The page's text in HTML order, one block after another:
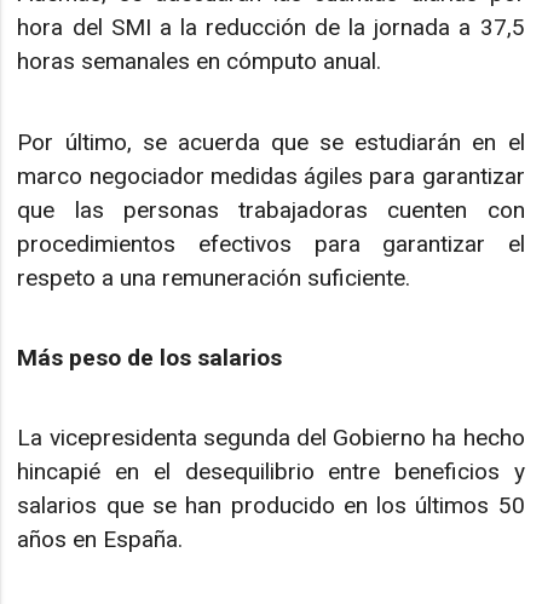
hora del SMI a la reducción de la jornada a 37,5
horas semanales en cómputo anual.
Por último, se acuerda que se estudiarán en el
marco negociador medidas ágiles para garantizar
que las personas trabajadoras cuenten con
procedimientos efectivos para garantizar el
respeto a una remuneración suficiente.
Más peso de los salarios
La vicepresidenta segunda del Gobierno ha hecho
hincapié en el desequilibrio entre beneficios y
salarios que se han producido en los últimos 50
años en España.